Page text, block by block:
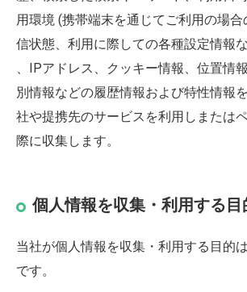
用環境 (携帯端末を通じてご利用の場合
信状態、利用に際しての各種設定情報
、IPアドレス、クッキー情報、位置情
別情報などの履歴情報および特性情報
社や提携先のサービスを利用しまたは
際に収集します。
個人情報を収集・利用する目
当社が個人情報を収集・利用する目的
です。